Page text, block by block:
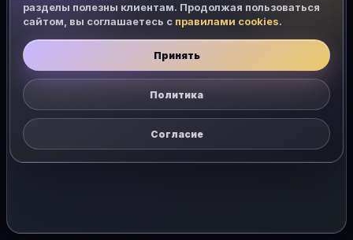
Открыть чат
разделы полезны клиентам. Продолжая пользоваться
сайтом, вы соглашаетесь с правилами cookies.
Принять
Политика
Согласие